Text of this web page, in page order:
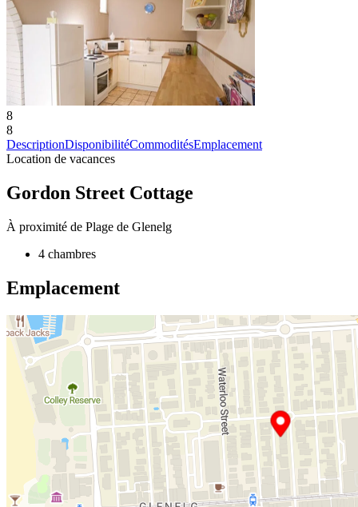
8
8
DescriptionDisponibilitéCommoditésEmplacement
Location de vacances
Gordon Street Cottage
À proximité de Plage de Glenelg
4 chambres
Emplacement